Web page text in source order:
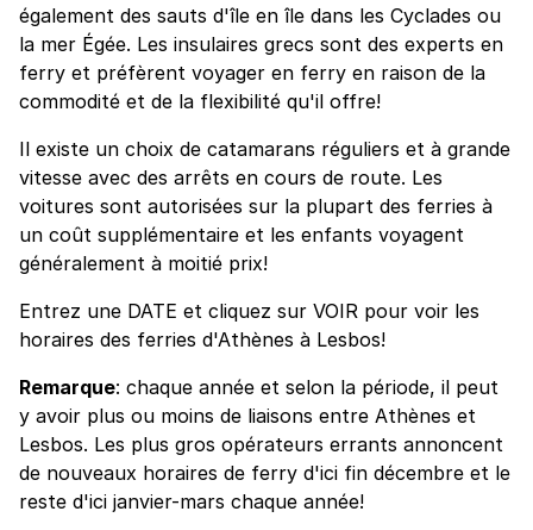
également des sauts d'île en île dans les Cyclades ou
la mer Égée. Les insulaires grecs sont des experts en
ferry et préfèrent voyager en ferry en raison de la
commodité et de la flexibilité qu'il offre!
Il existe un choix de catamarans réguliers et à grande
vitesse avec des arrêts en cours de route. Les
voitures sont autorisées sur la plupart des ferries à
un coût supplémentaire et les enfants voyagent
généralement à moitié prix!
Entrez une DATE et cliquez sur VOIR pour voir les
horaires des ferries d'Athènes à Lesbos!
Remarque: chaque année et selon la période, il peut
y avoir plus ou moins de liaisons entre Athènes et
Lesbos. Les plus gros opérateurs errants annoncent
de nouveaux horaires de ferry d'ici fin décembre et le
reste d'ici janvier-mars chaque année!